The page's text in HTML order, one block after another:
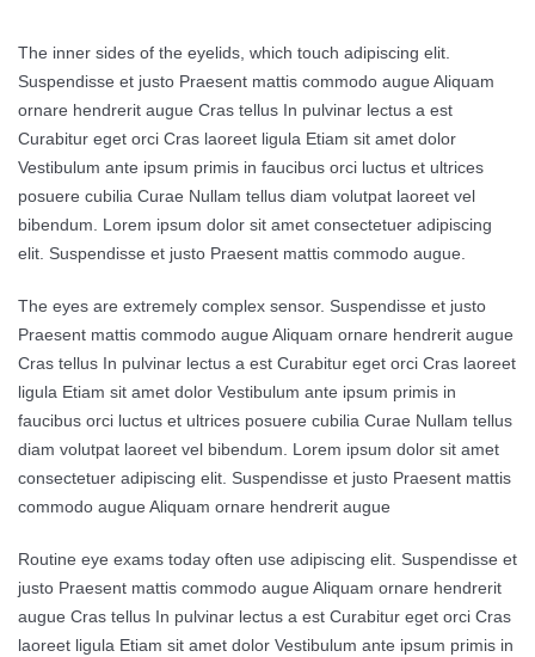
The inner sides of the eyelids, which touch adipiscing elit.
Suspendisse et justo Praesent mattis commodo augue Aliquam
ornare hendrerit augue Cras tellus In pulvinar lectus a est
Curabitur eget orci Cras laoreet ligula Etiam sit amet dolor
Vestibulum ante ipsum primis in faucibus orci luctus et ultrices
posuere cubilia Curae Nullam tellus diam volutpat laoreet vel
bibendum. Lorem ipsum dolor sit amet consectetuer adipiscing
elit. Suspendisse et justo Praesent mattis commodo augue.
The eyes are extremely complex sensor. Suspendisse et justo
Praesent mattis commodo augue Aliquam ornare hendrerit augue
Cras tellus In pulvinar lectus a est Curabitur eget orci Cras laoreet
ligula Etiam sit amet dolor Vestibulum ante ipsum primis in
faucibus orci luctus et ultrices posuere cubilia Curae Nullam tellus
diam volutpat laoreet vel bibendum. Lorem ipsum dolor sit amet
consectetuer adipiscing elit. Suspendisse et justo Praesent mattis
commodo augue Aliquam ornare hendrerit augue
Routine eye exams today often use adipiscing elit. Suspendisse et
justo Praesent mattis commodo augue Aliquam ornare hendrerit
augue Cras tellus In pulvinar lectus a est Curabitur eget orci Cras
laoreet ligula Etiam sit amet dolor Vestibulum ante ipsum primis in